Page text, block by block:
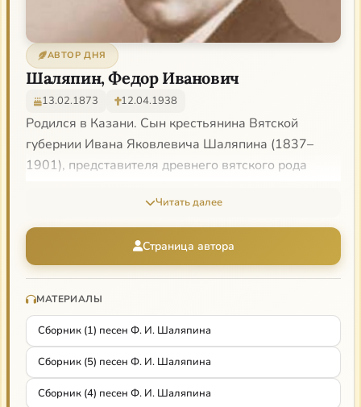
АВТОР ДНЯ
Шаляпин, Федор Иванович
13.02.1873 12.04.1938
Родился в Казани. Сын крестьянина Вятской
губернии Ивана Яковлевича Шаляпина (1837–
1901), представителя древнего вятского рода
певчим. Получил элементарное образование.
Началом своей артистической карьеры сам
Шаляпин считал 1889 год, когда он поступил в
драматическую труппу В. Б. Серебрякова. Вначале
на должность статиста. 29 марта 1890 года
состоялось первое сольное выступление
Шаляпина — партия Зарецкого в опере «Евгений
Онегин», в постановке Казанского общества
любителей сценического искусства. Весь май и
начало июня 1890 г. Шаляпин — хорист
Читать далее
Страница автора
МАТЕРИАЛЫ
Сборник (1) песен Ф. И. Шаляпина
Сборник (5) песен Ф. И. Шаляпина
Сборник (4) песен Ф. И. Шаляпина